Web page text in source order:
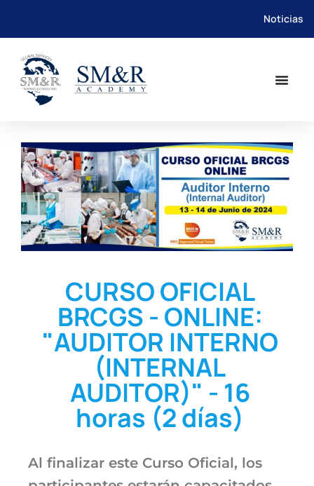
Saltar
contenido
Noticias
CURSO OFICIAL
BRCGS - ONLINE:
"AUDITOR INTERNO
(INTERNAL
AUDITOR)" - 16
horas (2 días)
Al finalizar este Curso Oficial, los